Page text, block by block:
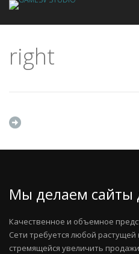
right
Мы делаем сайты
Качественное и объемное
Сети требуется любой растущей
стремящейся увеличить